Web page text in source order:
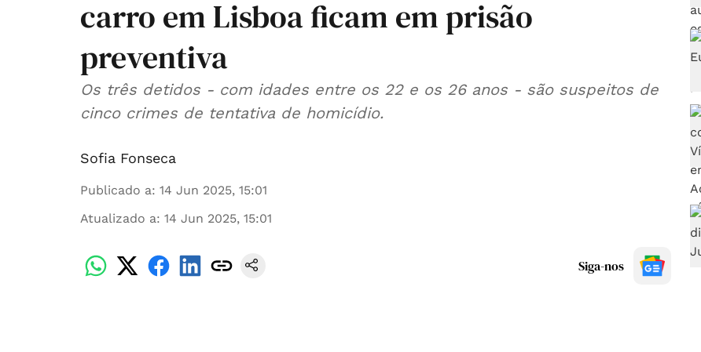
carro em Lisboa ficam em prisão
preventiva
Os três detidos - com idades entre os 22 e os 26 anos - são suspeitos de
cinco crimes de tentativa de homicídio.
Sofia Fonseca
Publicado a: 14 Jun 2025, 15:01
Atualizado a: 14 Jun 2025, 15:01
Siga-nos